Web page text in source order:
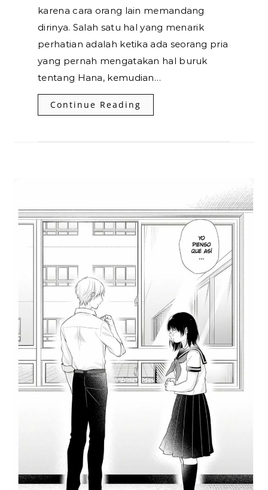
karena cara orang lain memandang
dirinya. Salah satu hal yang menarik
perhatian adalah ketika ada seorang pria
yang pernah mengatakan hal buruk
tentang Hana, kemudian…
Continue Reading